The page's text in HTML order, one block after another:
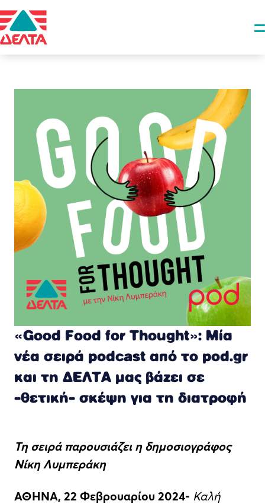
«Good Food for Thought»: Μία
νέα σειρά podcast από τo pod.gr
και τη ΔΕΛΤΑ μας βάζει σε
-θετική- σκέψη για τη διατροφή
Τη σειρά παρουσιάζει η δημοσιογράφος
Νίκη Λυμπεράκη
ΑΘΗΝΑ, 22 Φεβρουαρίου 2024- Καλή